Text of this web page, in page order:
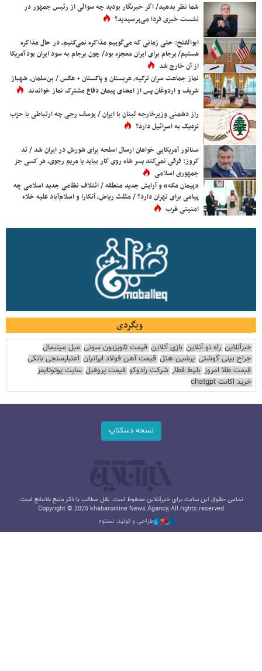
شما نظر بدهید/ اگر خبرنگار بودید چه سوالی از رئیس جمهور در
نشست خبری فردا می‌پرسیدید؟
ابوالفتح: حتی زمانی که می‌گوییم مذاکره نمی‌کنیم، در حال مذاکره
هستیم/ برجام برای ایران معجزه بود/ چون برجام به سود ایران بود آمریکا
از آن خارج شد
نماز جماعت سران ترکیه، عربستان و پاکستان + عکس / بن‌سلمان، شهباز
شریف و اردوغان پس از امضای پیمان دفاع مشترک نماز خواندند
راز دشمنی وزیرخارجه لبنان با ایران / یوسف رجی چه ارتباطی با حزب
نزدیک به اسرائیل دارد؟
سناتور آمریکایی خواهان ارسال اسلحه برای شورش در ایران شد / تد
کروز: فرقی نمی‌کند پسر شاه روی کار بیاید یا مریم رجوی، هر کسی جز
جمهوری اسلامی
«پیمان مکه» و آرایش جدید منطقه / ائتلاف نظامی جدید اسلامی چه
پیامی برای تهران دارد؟ / مثلث ریاض، آنکارا و اسلام‌آباد علیه خلاء
امنیتی غرب
وبگردی
خبرآنلاین راه نو آنلاین بازی آنلاین قیمت تلویزیون سونی مبل مینیمال
جراح بینی گوشتی پرشین هتل قیمت آهن فولاد ایرانیان اعتبارسنجی بانکی
قیمت طلا امروز بلیط قطار شرکت رادوکو قیمت پروفیل سایت یوتوتایمز
خرید اکانت chatgpt
نسخه دسکتاپ
تمامی حقوق این سایت برای خبرآنلاین محفوظ است. نقل مطالب با ذکر منبع بلامانع است.
Copyright © 2025 khabaronline News Agancy, All rights reserved
طراحی و تولید: نستوه